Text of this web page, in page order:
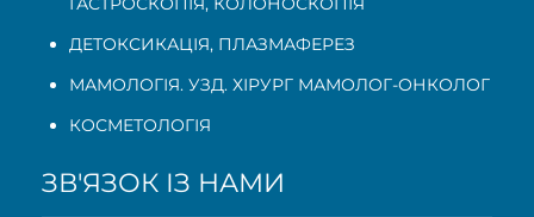
ДЕТОКСИКАЦІЯ, ПЛАЗМАФЕРЕЗ
МАМОЛОГІЯ. УЗД. ХІРУРГ МАМОЛОГ-ОНКОЛОГ
КОСМЕТОЛОГІЯ
ЗВ'ЯЗОК ІЗ НАМИ